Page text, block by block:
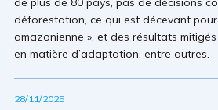
déforestation, ce qui est décevant pour
amazonienne », et des résultats
en matière d’adaptation, entre autres.
28/11/2025